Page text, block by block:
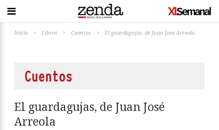
Inicio > Libros > Cuentos > El guardagujas, de Juan José Arreola
Cuentos
El guardagujas, de Juan José
Arreola